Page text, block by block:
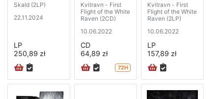
Skald (2LP)
22.11.2024
LP
250,89 zł
Kvitravn - First
Flight of the White
Raven (2CD)
10.06.2022
CD
64,89 zł
72H
Kvitravn - First
Flight of the White
Raven (2LP)
10.06.2022
LP
157,89 zł